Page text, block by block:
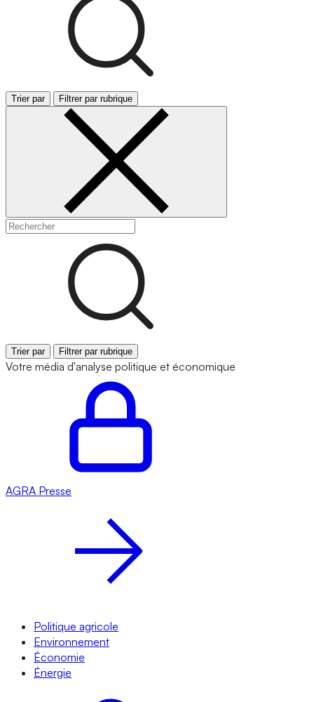
Trier par Filtrer par rubrique
Trier par Filtrer par rubrique
Votre média d'analyse politique et économique
AGRA Presse
Politique agricole
Environnement
Économie
Énergie